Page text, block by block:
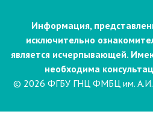
Информация,
исключительно
является исчерпывающей.
необходима
© 2026 ФГБУ ГНЦ ФМБЦ им. А.И.